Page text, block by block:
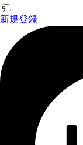
す。
新規登録